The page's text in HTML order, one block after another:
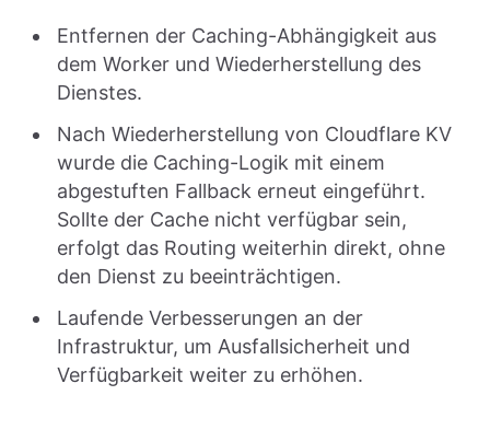
Entfernen der Caching-Abhängigkeit aus
dem Worker und Wiederherstellung des
Dienstes.
Nach Wiederherstellung von Cloudflare KV
wurde die Caching-Logik mit einem
abgestuften Fallback erneut eingeführt.
Sollte der Cache nicht verfügbar sein,
erfolgt das Routing weiterhin direkt, ohne
den Dienst zu beeinträchtigen.
Laufende Verbesserungen an der
Infrastruktur, um Ausfallsicherheit und
Verfügbarkeit weiter zu erhöhen.